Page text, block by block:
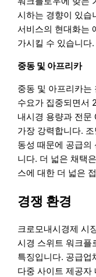
시하는 경향이 있습
서비스의 현대화는
가시킬 수 있습니다.
중동 및 아프리카
중동 및 아프리카는
수요가 집중되면서
내시경 용량과 전문
가장 강력합니다.
동성 때문에 공급의
니다. 더 넓은 채택
스에 대한 더 넓은
경쟁 환경
크로모내시경제 시
시경 스위트 워크플
특징입니다. 공급업
다중 사이트 제공자